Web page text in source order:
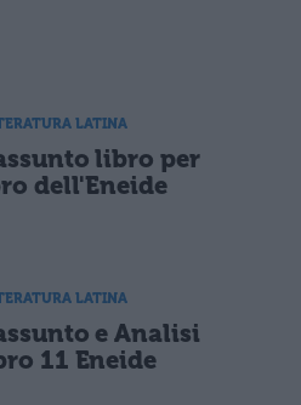
LATINA
libro per
dell'Eneide
LATINA
e Analisi
11 Eneide